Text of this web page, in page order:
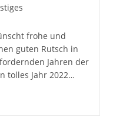
frohe und
guten Rutsch in
Jahren der
tolles Jahr 2022…